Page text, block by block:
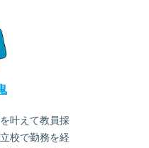
叶えて教員採
校で勤務を経